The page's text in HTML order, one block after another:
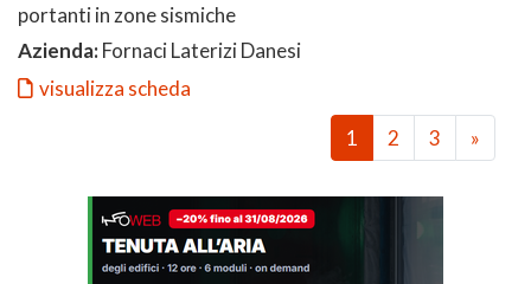
portanti in zone sismiche
Azienda:Fornaci Laterizi Danesi
visualizza scheda
1
2 3 »